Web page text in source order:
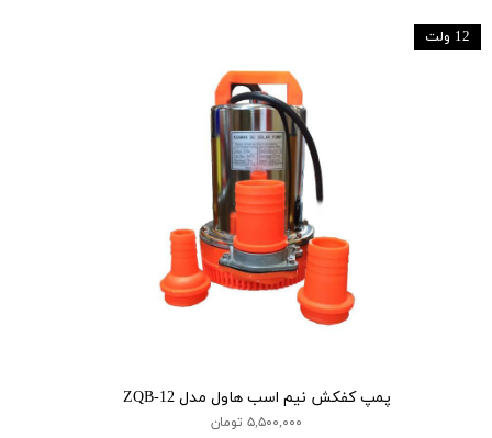
پمپ کفکش نیم اسب هاول مدل ZQB-12
۵,۵۰۰,۰۰۰ تومان
12 ولت